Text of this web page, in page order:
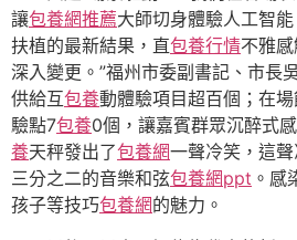
讓包養網推薦大師切身體驗人工智
扶植的最新結果，直包養行情不雅
深入變更。”福州市委副書記、市長
供給互包養動體驗項目超百個；在
驗點7包養0個，讓嘉賓群眾沉醉式
養天秤發出了包養網一聲冷笑，這
三分之二的音樂和弦包養網ppt 。感
孩子等技巧包養網的魅力。